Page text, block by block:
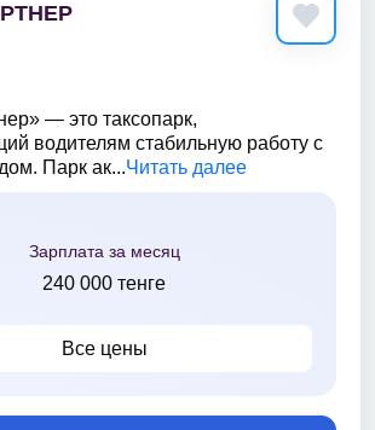
— это таксопарк,
водителям стабильную работу с
Парк ак...Читать далее
Зарплата за месяц
240 000 тенге
Все цены